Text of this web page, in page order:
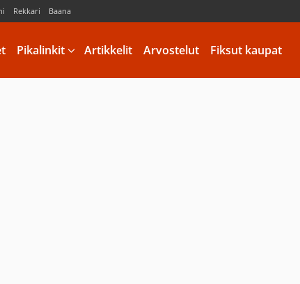
Rekkari Baana
Pikalinkit Artikkelit Arvostelut Fiksut kaupat